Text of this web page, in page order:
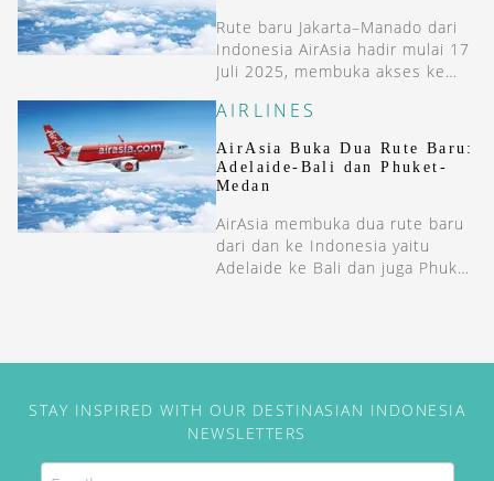
Rute baru Jakarta–Manado dari
Indonesia AirAsia hadir mulai 17
Juli 2025, membuka akses ke
Utara.
AIRLINES
AirAsia Buka Dua Rute Baru:
Adelaide-Bali dan Phuket-
Medan
AirAsia membuka dua rute baru
dari dan ke Indonesia yaitu
Adelaide ke Bali dan juga Phuket
STAY INSPIRED WITH OUR DESTINASIAN INDONESIA
NEWSLETTERS